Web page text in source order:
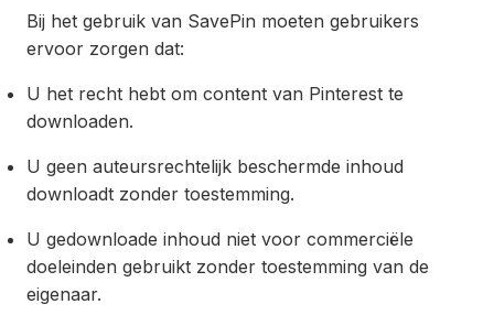
Bij het gebruik van SavePin moeten gebruikers
ervoor zorgen dat:
U het recht hebt om content van Pinterest te
downloaden.
U geen auteursrechtelijk beschermde inhoud
downloadt zonder toestemming.
U gedownloade inhoud niet voor commerciële
doeleinden gebruikt zonder toestemming van de
eigenaar.